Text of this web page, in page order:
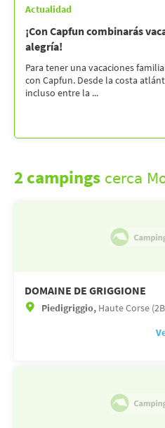
Actualidad
¡Con Capfun combinarás
alegría!
Para tener una vacaciones
con Capfun. Desde la costa
incluso entre la ...
2 campings cerca
DOMAINE DE GRIGGIONE
Piedigriggio, Haute Corse